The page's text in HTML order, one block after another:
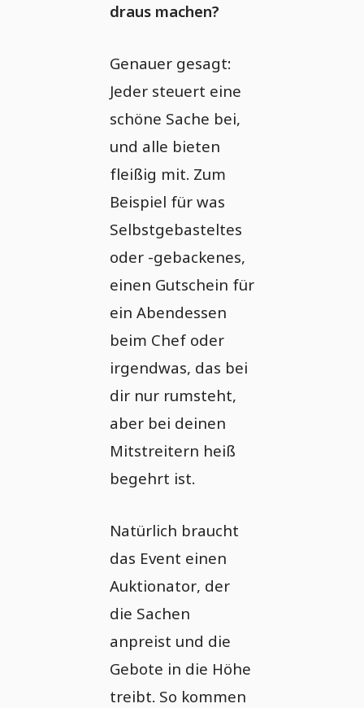
draus machen?
Genauer gesagt:
Jeder steuert eine
schöne Sache bei,
und alle bieten
fleißig mit. Zum
Beispiel für was
Selbstgebasteltes
oder -gebackenes,
einen Gutschein für
ein Abendessen
beim Chef oder
irgendwas, das bei
dir nur rumsteht,
aber bei deinen
Mitstreitern heiß
begehrt ist.
Natürlich braucht
das Event einen
Auktionator, der
die Sachen
anpreist und die
Gebote in die Höhe
treibt. So kommen